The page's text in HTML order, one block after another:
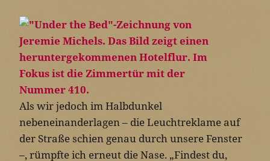
Als wir jedoch im Halbdunkel
nebeneinanderlagen – die Leuchtreklame auf
der Straße schien genau durch unsere Fenster
–, rümpfte ich erneut die Nase. „Findest du,